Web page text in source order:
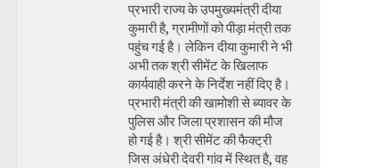
प्रभारी राज्य के उपमुख्यमंत्री दीया
कुमारी है, ग्रामीणों को पीड़ा मंत्री तक
पहुंच गई है। लेकिन दीया कुमारी ने भी
अभी तक श्री सीमेंट के खिलाफ
कार्यवाही करने के निर्देश नहीं दिए है।
प्रभारी मंत्री की खामोशी से ब्यावर के
पुलिस और जिला प्रशासन की मौज
हो गई है। श्री सीमेंट की फैक्ट्री
जिस अंधेरी देवरी गांव में स्थित है, वह